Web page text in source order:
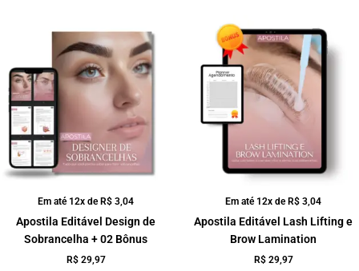
Em até 12x de R$ 3,04
Apostila Editável Design de
Sobrancelha + 02 Bônus
R$29,97
Em até 12x de R$ 3,04
Apostila Editável Lash Lifting e
Brow Lamination
R$29,97